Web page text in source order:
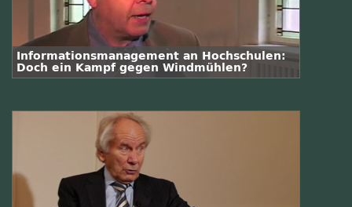
Informationsmanagement an Hochschulen:
Doch ein Kampf gegen Windmühlen?